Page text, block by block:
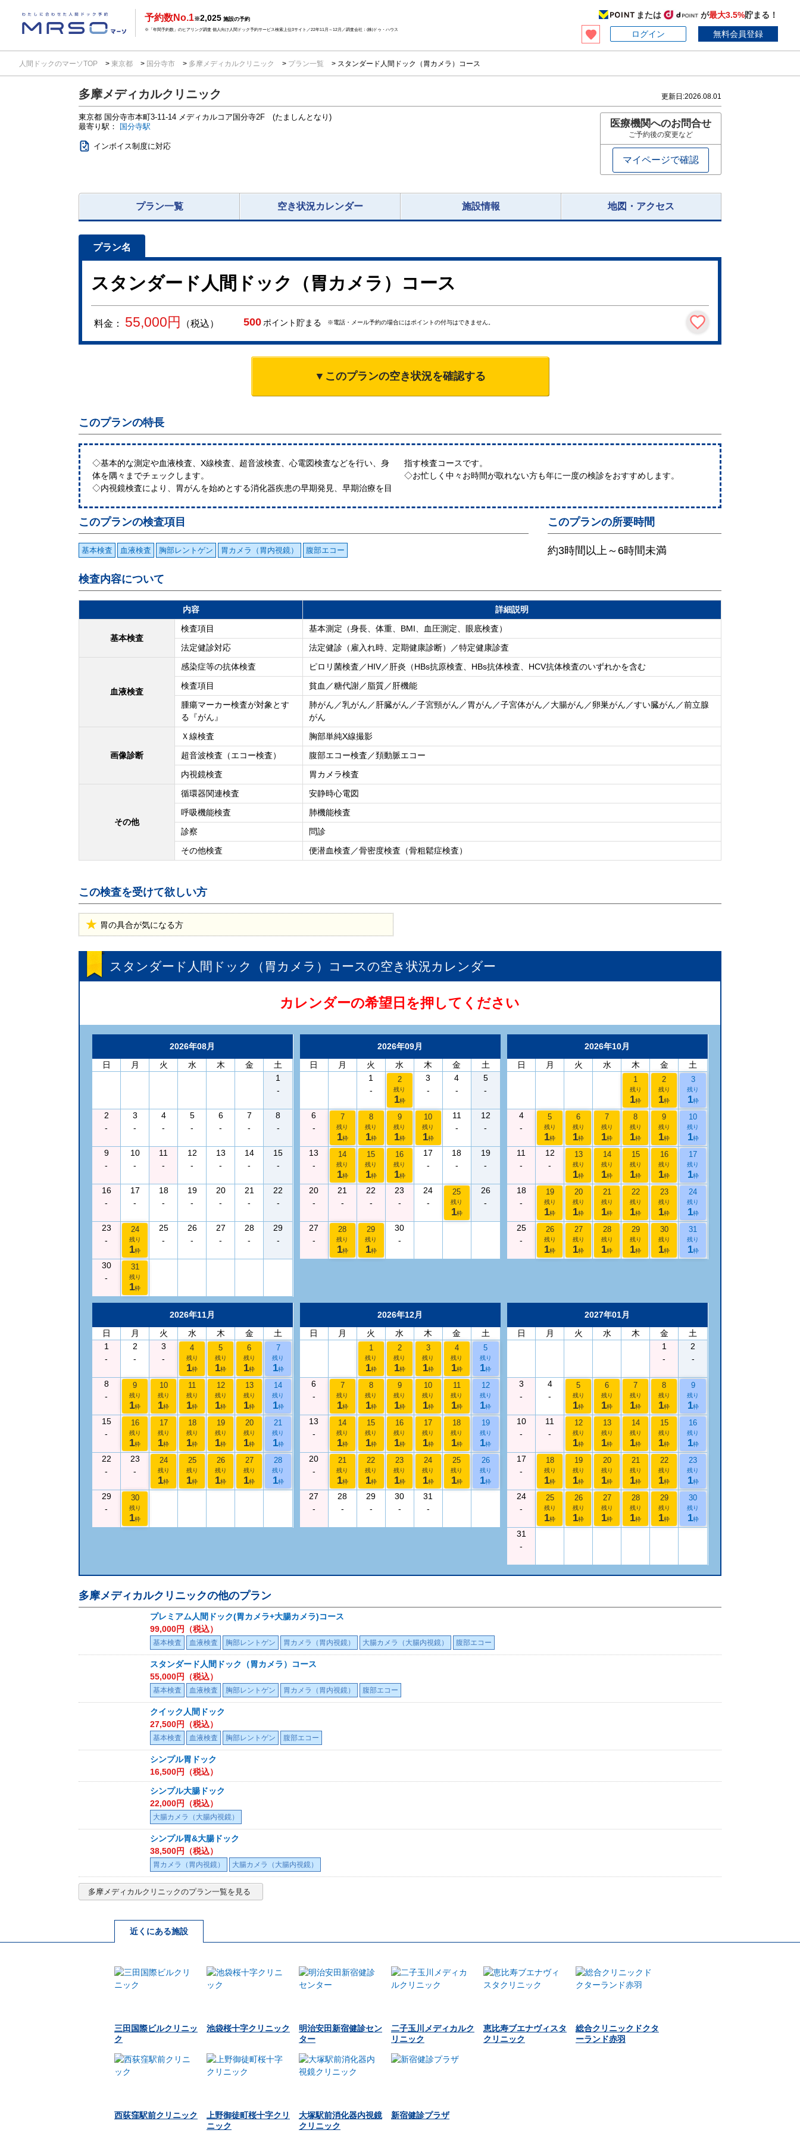
予約数No.1※2,025 施設の予約
※「年間予約数」のヒアリング調査 個人向け人間ドック予約サービス検索上位3サイト／22年11月～12月／調査会社：(株)ドゥ・ハウス
または が最大3.5%貯まる！
ログイン
無料会員登録
人間ドックのマーソTOP 東京都 国分寺市 多摩メディカルクリニック プラン一覧 スタンダード人間ドック（胃カメラ）コース
多摩メディカルクリニック 更新日:2026.08.01
東京都 国分寺市本町3-11-14 メディカルコア国分寺2F (たましんとなり)
最寄り駅：
国分寺駅
インボイス制度に対応
医療機関へのお問合せ
ご予約後の変更など
マイページで確認
プラン一覧 空き状況カレンダー 施設情報 地図・アクセス
スタンダード人間ドック（胃カメラ）コース
料金： 55,000円 （税込） 500 ポイント貯まる ※電話・メール予約の場合にはポイントの付与はできません。
▼このプランの空き状況を確認する
このプランの特長
◇基本的な測定や血液検査、X線検査、超音波検査、心電図検査などを行い、身
体を隅々までチェックします。
◇内視鏡検査により、胃がんを始めとする消化器疾患の早期発見、早期治療を目
指す検査コースです。
◇お忙しく中々お時間が取れない方も年に一度の検診をおすすめします。
このプランの所要時間
約3時間以上～6時間未満
このプランの検査項目
基本検査 血液検査 胸部レントゲン 胃カメラ（胃内視鏡） 腹部エコー
検査内容について
内容 詳細説明
基本検査
検査項目
基本測定（身長、体重、BMI、血圧測定、眼底検査）
法定健診対応
法定健診（雇入れ時、定期健康診断）／特定健康診査
血液検査
感染症等の抗体検査
ピロリ菌検査／HIV／肝炎（HBs抗原検査、HBs抗体検査、HCV抗体検査のいずれかを含む
検査項目
貧血／糖代謝／脂質／肝機能
腫瘍マーカー検査が対象とす
る『がん』
肺がん／乳がん／肝臓がん／子宮頸がん／胃がん／子宮体がん／大腸がん／卵巣がん／すい臓がん／前立腺
がん
画像診断
Ｘ線検査
胸部単純X線撮影
超音波検査（エコー検査）
腹部エコー検査／頚動脈エコー
内視鏡検査
胃カメラ検査
その他
循環器関連検査
安静時心電図
呼吸機能検査
肺機能検査
診察
問診
その他検査
便潜血検査／骨密度検査（骨粗鬆症検査）
この検査を受けて欲しい方
胃の具合が気になる方
スタンダード人間ドック（胃カメラ）コースの空き状況カレンダー
カレンダーの希望日を押してください
2026年08月
日
月 火 水 木 金
土
1
-
2
-
3
-
4
-
5
-
6
-
7
-
8
-
9
-
10
-
11
-
12
-
13
-
14
-
15
-
16
-
17
-
18
-
19
-
20
-
21
-
22
-
23
-
24
残り
1枠
25
-
26
-
27
-
28
-
29
-
30
-
31
残り
1枠
2026年09月
日
月 火 水 木 金
土
1
-
2
残り
1枠
3
-
4
-
5
-
6
-
7
残り
1枠
8
残り
1枠
9
残り
1枠
10
残り
1枠
11
-
12
-
13
-
14
残り
1枠
15
残り
1枠
16
残り
1枠
17
-
18
-
19
-
20
-
21
-
22
-
23
-
24
-
25
残り
1枠
26
-
27
-
28
残り
1枠
29
残り
1枠
30
-
2026年10月
日
月 火 水 木 金 土
1
残り
1枠
2
残り
1枠
3
残り
1枠
4
-
5
残り
1枠
6
残り
1枠
7
残り
1枠
8
残り
1枠
9
残り
1枠
10
残り
1枠
11
-
12
-
13
残り
1枠
14
残り
1枠
15
残り
1枠
16
残り
1枠
17
残り
1枠
18
-
19
残り
1枠
20
残り
1枠
21
残り
1枠
22
残り
1枠
23
残り
1枠
24
残り
1枠
25
-
26
残り
1枠
27
残り
1枠
28
残り
1枠
29
残り
1枠
30
残り
1枠
31
残り
1枠
2026年11月
日
月 火 水 木 金
土
1
-
2
-
3
-
4
残り
1枠
5
残り
1枠
6
残り
1枠
7
残り
1枠
8
-
9
残り
1枠
10
残り
1枠
11
残り
1枠
12
残り
1枠
13
残り
1枠
14
残り
1枠
15
-
16
残り
1枠
17
残り
1枠
18
残り
1枠
19
残り
1枠
20
残り
1枠
21
残り
1枠
22
-
23
-
24
残り
1枠
25
残り
1枠
26
残り
1枠
27
残り
1枠
28
残り
1枠
29
-
30
残り
1枠
2026年12月
日
月 火 水 木 金 土
1
残り
1枠
2
残り
1枠
3
残り
1枠
4
残り
1枠
5
残り
1枠
6
-
7
残り
1枠
8
残り
1枠
9
残り
1枠
10
残り
1枠
11
残り
1枠
12
残り
1枠
13
-
14
残り
1枠
15
残り
1枠
16
残り
1枠
17
残り
1枠
18
残り
1枠
19
残り
1枠
20
-
21
残り
1枠
22
残り
1枠
23
残り
1枠
24
残り
1枠
25
残り
1枠
26
残り
1枠
27
-
28
-
29
-
30
-
31
-
2027年01月
日
月 火 水 木 金
土
1
-
2
-
3
-
4
-
5
残り
1枠
6
残り
1枠
7
残り
1枠
8
残り
1枠
9
残り
1枠
10
-
11
-
12
残り
1枠
13
残り
1枠
14
残り
1枠
15
残り
1枠
16
残り
1枠
17
-
18
残り
1枠
19
残り
1枠
20
残り
1枠
21
残り
1枠
22
残り
1枠
23
残り
1枠
24
-
25
残り
1枠
26
残り
1枠
27
残り
1枠
28
残り
1枠
29
残り
1枠
30
残り
1枠
31
-
多摩メディカルクリニックの他のプラン
プレミアム人間ドック(胃カメラ+大腸カメラ)コース
99,000円（税込）
基本検査 血液検査 胸部レントゲン 胃カメラ（胃内視鏡） 大腸カメラ（大腸内視鏡） 腹部エコー
スタンダード人間ドック（胃カメラ）コース
55,000円（税込）
基本検査 血液検査 胸部レントゲン 胃カメラ（胃内視鏡） 腹部エコー
クイック人間ドック
27,500円（税込）
基本検査 血液検査 胸部レントゲン 腹部エコー
シンプル胃ドック
16,500円（税込）
シンプル大腸ドック
22,000円（税込）
大腸カメラ（大腸内視鏡）
シンプル胃&大腸ドック
38,500円（税込）
胃カメラ（胃内視鏡） 大腸カメラ（大腸内視鏡）
多摩メディカルクリニックのプラン一覧を見る
近くにある施設
三田国際ビルクリニッ
ク
池袋桜十字クリニック
明治安田新宿健診セン
ター
二子玉川メディカルク
リニック
恵比寿ブエナヴィスタ
クリニック
総合クリニックドクタ
ーランド赤羽
西荻窪駅前クリニック
上野御徒町桜十字クリ
ニック
大塚駅前消化器内視鏡
クリニック
新宿健診プラザ